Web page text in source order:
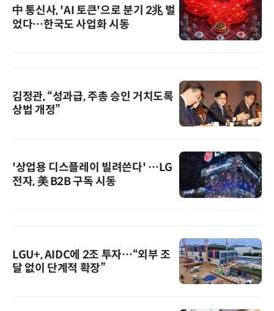
中 통신사, 'AI 토큰'으로 분기 2兆 벌
었다…한국도 사업화 시동
김정관, “성과급, 주총 승인 거치도록
상법 개정”
'상업용 디스플레이 빌려쓴다' …LG
전자, 美 B2B 구독 시동
LGU+, AIDC에 2조 투자…“외부 조
달 없이 단계적 확장”